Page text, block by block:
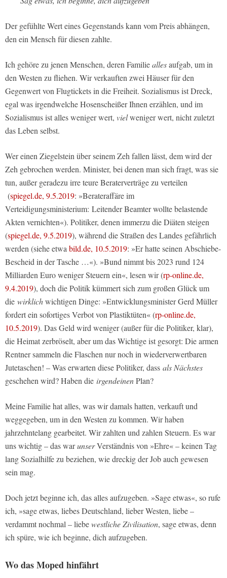
Der gefühlte Wert eines Gegenstands kann vom Preis abhängen,
den ein Mensch für diesen zahlte.
Ich gehöre zu jenen Menschen, deren Familieallesaufgab, um in
den Westen zu fliehen. Wir verkauften zwei Häuser für den
Gegenwert von Flugtickets in die Freiheit. Sozialismus ist Dreck,
egal was irgendwelche Hosenscheißer Ihnen erzählen, und im
Sozialismus ist alles weniger wert, vielweniger wert, nicht zuletzt
das Leben selbst.
Wer einen Ziegelstein über seinem Zeh fallen lässt, dem wird der
Zeh gebrochen werden. Minister, bei denen man sich fragt, was sie
tun, außer geradezu irre teure Beraterverträge zu verteilen
(spiegel.de, 9.5.2019: »Berateraffäre im
Verteidigungsministerium: Leitender Beamter wollte belastende
Akten vernichten«). Politiker, denen immerzu die Diäten steigen
(spiegel.de, 9.5.2019), während die Straßen des Landes gefährlich
werden (siehe etwabild.de, 10.5.2019: »Er hatte seinen Abschiebe-
Bescheid in der Tasche …«). »Bund nimmt bis 2023 rund 124
Milliarden Euro weniger Steuern ein«, lesen wir (rp-online.de,
9.4.2019), doch die Politik kümmert sich zum großen Glück um
die wirklichwichtigen Dinge: »Entwicklungsminister Gerd Müller
fordert ein sofortiges Verbot von Plastiktüten« (rp-online.de,
10.5.2019). Das Geld wird weniger (außer für die Politiker, klar),
die Heimat zerbröselt, aber um das Wichtige ist gesorgt: Die armen
Rentner sammeln die Flaschen nur noch in wiederverwertbaren
Jutetaschen! – Was erwarten diese Politiker, dass als Nächstes
geschehen wird? Haben die irgendeinenPlan?
Meine Familie hat alles, was wir damals hatten, verkauft und
weggegeben, um in den Westen zu kommen. Wir haben
jahrzehntelang gearbeitet. Wir zahlten und zahlen Steuern. Es war
uns wichtig – das warunserVerständnis von »Ehre« – keinen Tag
lang Sozialhilfe zu beziehen, wie dreckig der Job auch gewesen
sein mag.
Doch jetzt beginne ich, das alles aufzugeben. »Sage etwas«, so rufe
ich, »sage etwas, liebes Deutschland, lieber Westen, liebe –
verdammt nochmal – liebewestliche Zivilisation, sage etwas, denn
ich spüre, wie ich beginne, dich aufzugeben.
Wo das Moped hinfährt